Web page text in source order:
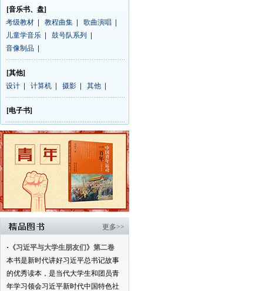
[音乐书、盘]
考级教材
教程曲集 歌曲演唱
儿童学音乐
鼓号队系列
音像制品
[其他]
设计
计算机 摄影 其他
[电子书]
更多>>
· 《习近平与大学生朋友们》第二卷
本书是新时代讲好习近平总书记故事
的优秀读本，是当代大学生和团员青
年学习领会习近平新时代中国特色社